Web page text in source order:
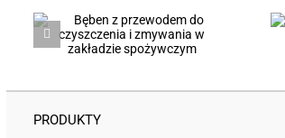
Wąż odciągowy do trocin
SMARTFLEX® 0.7
PRODUKTY